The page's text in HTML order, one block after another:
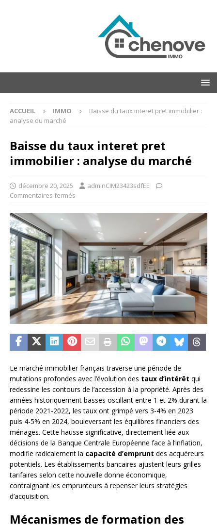
ACCUEIL IMMO
Baisse du taux interet pret immobilier :
analyse du marché
Baisse du taux interet pret
immobilier : analyse du marché
décembre 20, 2025
adminCIM23423sdfEE
Commentaires fermés
Le marché immobilier français traverse une période de
mutations profondes avec l’évolution des taux d’intérêt qui
redessine les contours de l’accession à la propriété. Après des
années historiquement basses oscillant entre 1 et 2% durant la
période 2021-2022, les taux ont grimpé vers 3-4% en 2023
puis 4-5% en 2024, bouleversant les équilibres financiers des
ménages. Cette hausse significative, directement liée aux
décisions de la Banque Centrale Européenne face à l’inflation,
modifie radicalement la capacité d’emprunt des acquéreurs
potentiels. Les établissements bancaires ajustent leurs grilles
tarifaires selon cette nouvelle donne économique,
contraignant les emprunteurs à repenser leurs stratégies
d’acquisition.
Mécanismes de formation des